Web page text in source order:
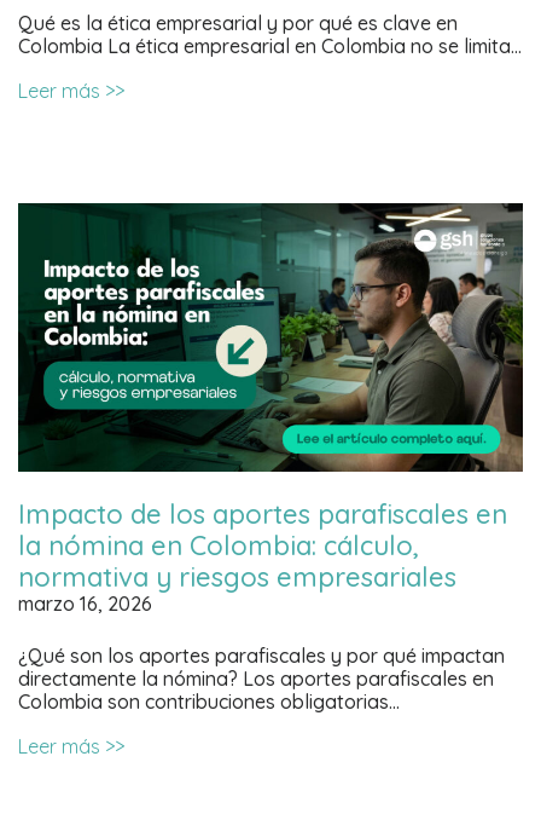
Qué es la ética empresarial y por qué es clave en
Colombia La ética empresarial en Colombia no se limita…
Leer más >>
Impacto de los aportes parafiscales en
la nómina en Colombia: cálculo,
normativa y riesgos empresariales
marzo 16, 2026
¿Qué son los aportes parafiscales y por qué impactan
directamente la nómina? Los aportes parafiscales en
Colombia son contribuciones obligatorias…
Leer más >>